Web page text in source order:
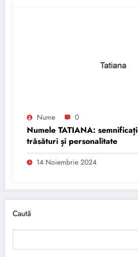
Nume 0
Numele TATIANA:
trăsături și personalitate
14 Noiembrie 2024
Caută